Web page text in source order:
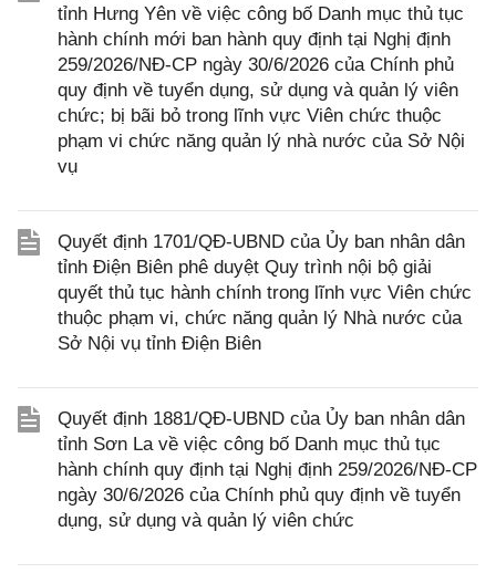
tỉnh Hưng Yên về việc công bố Danh mục thủ tục
hành chính mới ban hành quy định tại Nghị định
259/2026/NĐ-CP ngày 30/6/2026 của Chính phủ
quy định về tuyển dụng, sử dụng và quản lý viên
chức; bị bãi bỏ trong lĩnh vực Viên chức thuộc
phạm vi chức năng quản lý nhà nước của Sở Nội
vụ
Quyết định 1701/QĐ-UBND của Ủy ban nhân dân
tỉnh Điện Biên phê duyệt Quy trình nội bộ giải
quyết thủ tục hành chính trong lĩnh vực Viên chức
thuộc phạm vi, chức năng quản lý Nhà nước của
Sở Nội vụ tỉnh Điện Biên
Quyết định 1881/QĐ-UBND của Ủy ban nhân dân
tỉnh Sơn La về việc công bố Danh mục thủ tục
hành chính quy định tại Nghị định 259/2026/NĐ-CP
ngày 30/6/2026 của Chính phủ quy định về tuyển
dụng, sử dụng và quản lý viên chức